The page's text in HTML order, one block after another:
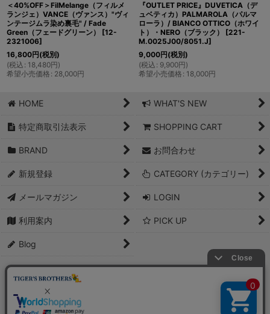
＜40%OFF＞FilMelange（フィルメ
ランジェ）VANCE（ヴァンス）"ヴィ
ンテージムラ染め裏毛" / Fade
Green（フェードグリーン）
[12-
2321006]
16,800円(税別)
(税込 : 18,480円)
希望小売価格 : 28,000円
『OUTLET PRICE』DUVETICA（デ
ュベティカ）PALMAROLA（パルマ
ローラ）/ BIANCO OTTICO（ホワイ
ト）・NERO（ブラック）
[221-
M.0025J00/8051.J]
9,000円(税別)
(税込 : 9,900円)
希望小売価格 : 18,000円
HOME WHAT'S NEW
特定商取引法表示 SHOPPING CART
BRAND お問合わせ
新規登録 CATEGORY (カテゴリー)
メールマガジン LOGIN
利用案内 PICK UP
Blog